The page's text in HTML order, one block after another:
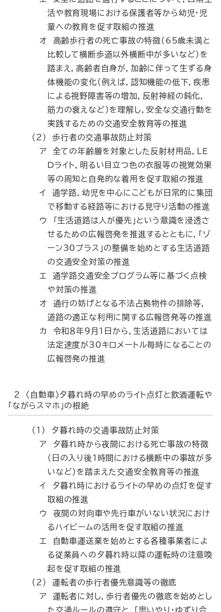
活や教育現場における保護者等から幼児・児
童への教育を促す取組の推進
オ 高齢歩行者の死亡事故の特徴（65歳未満と
比較して横断歩道以外横断中が多いなど）を
踏まえ，高齢者自身が，加齢に伴って生ずる身
体機能の変化（例えば，認知機能の低下，疾患
による視野障害等の増加，反射神経の鈍化，
筋力の衰えなど）を理解し，安全な交通行動を
実践するための交通安全教育等の推進
（2） 歩行者の交通事故防止対策
ア 全ての年齢層を対象とした反射材用品，ＬＥ
Ｄライト，明るい目立つ色の衣服等の視覚効果
等の周知と自発的な着用を促す取組の推進
イ 通学路，幼児を中心にこどもが日常的に集団
で移動する経路等における見守り活動の推進
ウ 「生活道路は人が優先」という意識を浸透さ
せるための広報啓発を推進するとともに，「ゾ
ーン30プラス」の整備を始めとする生活道路
の交通安全対策の推進
エ 通学路交通安全プログラム等に基づく点検
や対策の推進
オ 通行の妨げとなる不法占拠物件の排除等，
道路の適正な利用に関する広報啓発等の推進
カ 令和８年９月１日から，生活道路においては
法定速度が30キロメートル毎時になることの
広報啓発の推進
2 〈自動車〉夕暮れ時の早めのライト点灯と飲酒運転や
「ながらスマホ」の根絶
（1） 夕暮れ時の交通事故防止対策
ア 夕暮れ時から夜間における死亡事故の特徴
（日の入り後１時間における横断中の事故が多
いなど）を踏まえた交通安全教育等の推進
イ 夕暮れ時におけるライトの早めの点灯を促す
取組の推進
ウ 夜間の対向車や先行車がいない状況におけ
るハイビームの活用を促す取組の推進
エ 自動車運送業を始めとする各種事業者によ
る従業員への夕暮れ時以降の運転時の注意喚
起を促す取組の推進
（2） 運転者の歩行者優先意識等の徹底
ア 運転者に対し，歩行者優先の徹底を始めとし
た交通ルールの遵守と，「思いやり・ゆずり合